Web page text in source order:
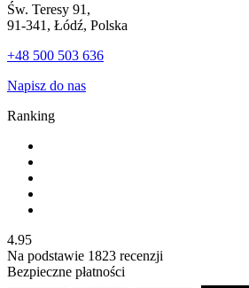
Św. Teresy 91,
91-341, Łódź, Polska
+48 500 503 636
Napisz do nas
Ranking
4.95
Na podstawie 1823 recenzji
Bezpieczne płatności